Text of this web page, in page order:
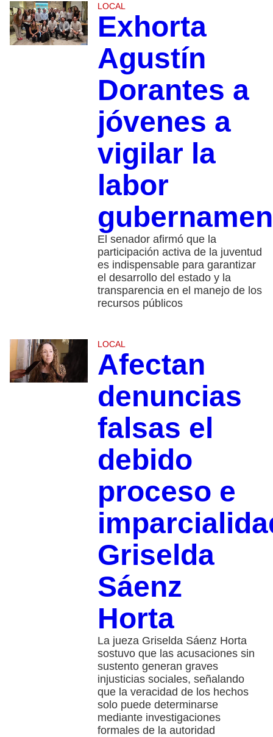
LOCAL
Exhorta
Agustín
Dorantes a
jóvenes a
vigilar la
labor
El senador afirmó que la
participación activa de la juventud
es indispensable para garantizar
el desarrollo del estado y la
transparencia en el manejo de los
recursos públicos
LOCAL
Afectan
denuncias
falsas el
debido
proceso e
Griselda
Sáenz
Horta
La jueza Griselda Sáenz Horta
sostuvo que las acusaciones sin
sustento generan graves
injusticias sociales, señalando
que la veracidad de los hechos
solo puede determinarse
mediante investigaciones
formales de la autoridad